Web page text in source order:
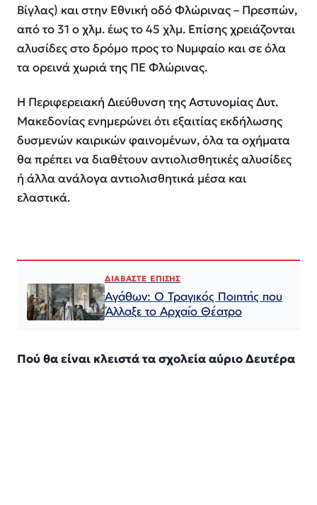
Βίγλας) και στην Εθνική οδό Φλώρινας – Πρεσπών,
από το 31 ο χλμ. έως το 45 χλμ. Επίσης χρειάζονται
αλυσίδες στο δρόμο προς το Νυμφαίο και σε όλα
τα ορεινά χωριά της ΠΕ Φλώρινας.
Η Περιφερειακή Διεύθυνση της Αστυνομίας Δυτ.
Μακεδονίας ενημερώνει ότι εξαιτίας εκδήλωσης
δυσμενών καιρικών φαινομένων, όλα τα οχήματα
θα πρέπει να διαθέτουν αντιολισθητικές αλυσίδες
ή άλλα ανάλογα αντιολισθητικά μέσα και
ελαστικά.
ΔΙΑΒΑΣΤΕ ΕΠΙΣΗΣ
Αγάθων: Ο Τραγικός Ποιητής που
Άλλαξε το Αρχαίο Θέατρο
Πού θα είναι κλειστά τα σχολεία αύριο Δευτέρα